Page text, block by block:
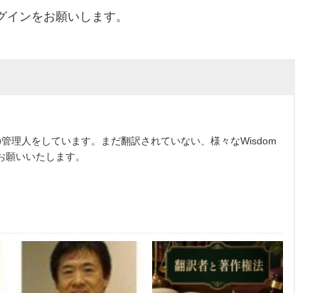
インをお願いします。
理人をしています。まだ翻訳されていない、様々なWisdom
いいたします。